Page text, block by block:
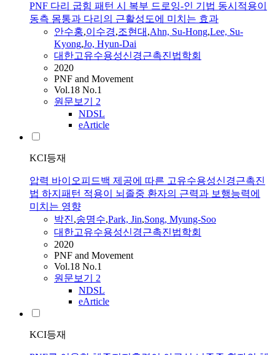
PNF 다리 굽힘 패턴 시 복부 드로잉-인 기법 동시적용이
동측 몸통과 다리의 근활성도에 미치는 효과
안수홍,이수경,조현대 ,Ahn, Su-Hong,Lee, Su-
Kyong,Jo, Hyun-Dai
대한고유수용성신경근촉진법학회
2020
PNF and Movement
Vol.18 No.1
원문보기 2
NDSL
eArticle
KCI등재
압력 바이오피드백 제공에 따른 고유수용성신경근촉진
법 하지패턴 적용이 뇌졸중 환자의 근력과 보행능력에
미치는 영향
박진,송명수,Park, Jin,Song, Myung-Soo
대한고유수용성신경근촉진법학회
2020
PNF and Movement
Vol.18 No.1
원문보기 2
NDSL
eArticle
KCI등재